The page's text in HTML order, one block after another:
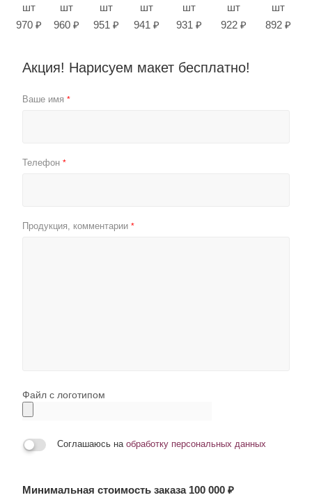
шт
970 ₽
шт
960 ₽
шт
951 ₽
шт
941 ₽
шт
931 ₽
шт
922 ₽
шт
892 ₽
Акция! Нарисуем макет бесплатно!
Ваше имя *
Телефон *
Продукция, комментарии *
Файл с логотипом
Соглашаюсь на обработку персональных данных
Минимальная стоимость заказа 100 000 ₽